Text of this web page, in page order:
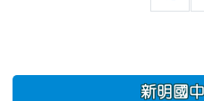
:::
新明國